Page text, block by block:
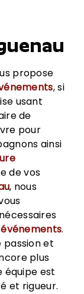
propose
, si
usant
de
pour
ainsi
de vos
, nous
.
et
plus
équipe est
et rigueur.